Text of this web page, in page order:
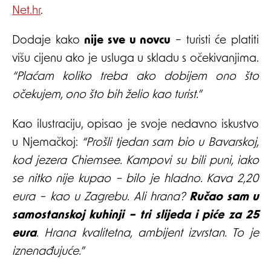
Net.hr.
Dodaje kako nije sve u novcu – turisti će platiti
višu cijenu ako je usluga u skladu s očekivanjima.
“Plaćam koliko treba ako dobijem ono što
očekujem, ono što bih želio kao turist.”
Kao ilustraciju, opisao je svoje nedavno iskustvo
u Njemačkoj: “Prošli tjedan sam bio u Bavarskoj,
kod jezera Chiemsee. Kampovi su bili puni, iako
se nitko nije kupao – bilo je hladno. Kava 2,20
eura – kao u Zagrebu. Ali hrana? Ručao sam u
samostanskoj kuhinji – tri slijeda i piće za 25
eura. Hrana kvalitetna, ambijent izvrstan. To je
iznenađujuće.”